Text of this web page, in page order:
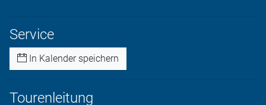
Service
In Kalender speichern
Tourenleitung